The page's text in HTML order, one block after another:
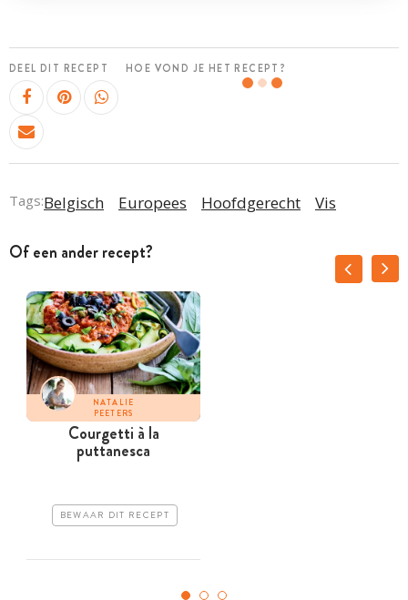
DEEL DIT RECEPT HOE VOND JE HET RECEPT?
Tags:Belgisch Europees Hoofdgerecht Vis
Of een ander recept?
NATALIE
PEETERS
Courgetti à la
puttanesca
BEWAAR DIT RECEPT